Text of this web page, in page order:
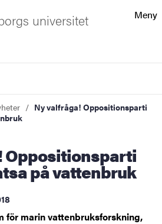
Meny
universitet
Ny valfråga! Oppositionsparti
på vattenbruk
för marin vattenbruksforskning,